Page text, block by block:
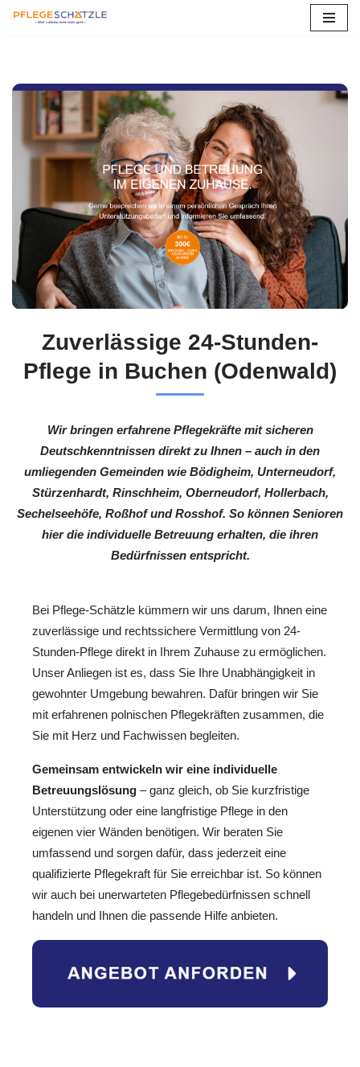
springen
Zuverlässige 24-Stunden-
Pflege in Buchen (Odenwald)
Wir bringen erfahrene Pflegekräfte mit sicheren
Deutschkenntnissen direkt zu Ihnen – auch in den
umliegenden Gemeinden wie Bödigheim, Unterneudorf,
Stürzenhardt, Rinschheim, Oberneudorf, Hollerbach,
Sechelseehöfe, Roßhof und Rosshof. So können Senioren
hier die individuelle Betreuung erhalten, die ihren
Bedürfnissen entspricht.
Bei Pflege-Schätzle kümmern wir uns darum, Ihnen eine
zuverlässige und rechtssichere Vermittlung von 24-
Stunden-Pflege direkt in Ihrem Zuhause zu ermöglichen.
Unser Anliegen ist es, dass Sie Ihre Unabhängigkeit in
gewohnter Umgebung bewahren. Dafür bringen wir Sie
mit erfahrenen polnischen Pflegekräften zusammen, die
Sie mit Herz und Fachwissen begleiten.
Gemeinsam entwickeln wir eine individuelle
Betreuungslösung – ganz gleich, ob Sie kurzfristige
Unterstützung oder eine langfristige Pflege in den
eigenen vier Wänden benötigen. Wir beraten Sie
umfassend und sorgen dafür, dass jederzeit eine
qualifizierte Pflegekraft für Sie erreichbar ist. So können
wir auch bei unerwarteten Pflegebedürfnissen schnell
handeln und Ihnen die passende Hilfe anbieten.